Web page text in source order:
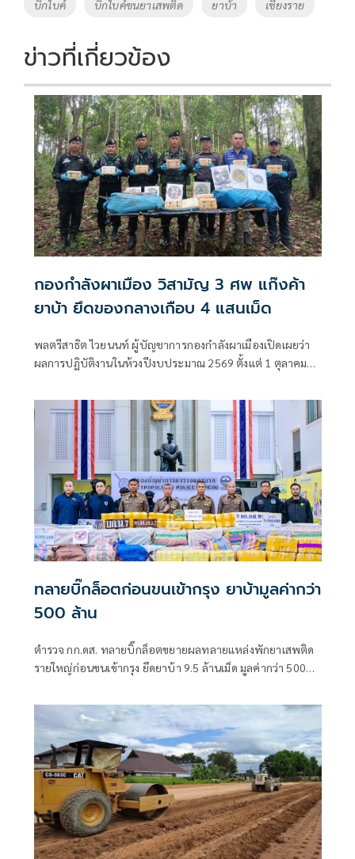
k k
บิ๊กไบค์ บิ๊กไบค์ขนยาเสพติด ยาบ้า เชียงราย
ข่าวที่เกี่ยวข้อง
กองกำลังผาเมือง วิสามัญ 3 ศพ แก๊งค้า
ยาบ้า ยึดของกลางเกือบ 4 แสนเม็ด
พลตรีสาธิต ไวยนนท์ ผู้บัญชาการกองกำลังผาเมืองเปิดเผยว่า
ผลการปฏิบัติงานในห้วงปีงบประมาณ 2569 ตั้งแต่ 1 ตุลาคม
สูงกว่าช่วงเดียวกันของปีก่อน จับกุมผู้ต้องหาได้ 428 คน
ทลายบิ๊กล็อตก่อนขนเข้ากรุง ยาบ้ามูลค่ากว่า
500 ล้าน
ตำรวจ กก.ดส. ทลายบิ๊กล็อตขยายผลทลายแหล่งพักยาเสพติด
รายใหญ่ก่อนขนเข้ากรุง ยึดยาบ้า 9.5 ล้านเม็ด มูลค่ากว่า 500